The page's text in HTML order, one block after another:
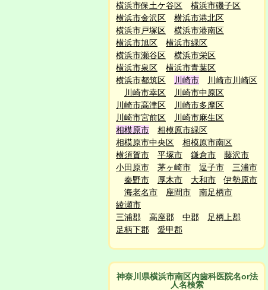
横浜市保土ケ谷区
横浜市磯子区
横浜市金沢区
横浜市港北区
横浜市戸塚区
横浜市港南区
横浜市旭区
横浜市緑区
横浜市瀬谷区
横浜市栄区
横浜市泉区
横浜市青葉区
横浜市都筑区
川崎市
川崎市川崎区
川崎市幸区
川崎市中原区
川崎市高津区
川崎市多摩区
川崎市宮前区
川崎市麻生区
相模原市
相模原市緑区
相模原市中央区
相模原市南区
横須賀市
平塚市 鎌倉市
藤沢市
小田原市
茅ヶ崎市 逗子市
三浦市
秦野市
厚木市 大和市
伊勢原市
海老名市
座間市
南足柄市
綾瀬市
三浦郡
高座郡 中郡
足柄上郡
足柄下郡
愛甲郡
神奈川県横浜市南区内歯科医院名or法
人名検索